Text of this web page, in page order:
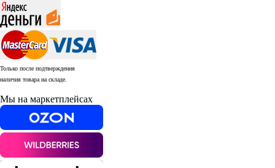
Только после подтверждения
наличия товара на складе.
Мы на маркетплейсах